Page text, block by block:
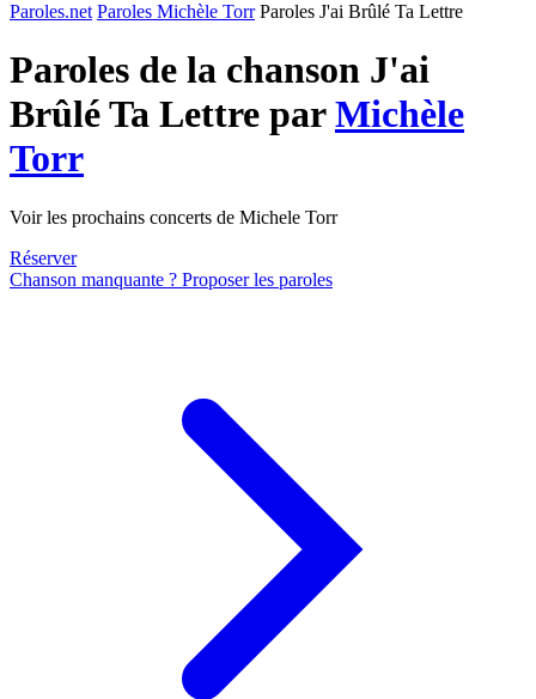
Paroles.net Paroles Michèle Torr Paroles J'ai Brûlé Ta Lettre
Paroles de la chanson J'ai
Brûlé Ta Lettre parMichèle
Torr
Voir les prochains concerts de Michele Torr
Réserver
Chanson manquante ? Proposer les paroles